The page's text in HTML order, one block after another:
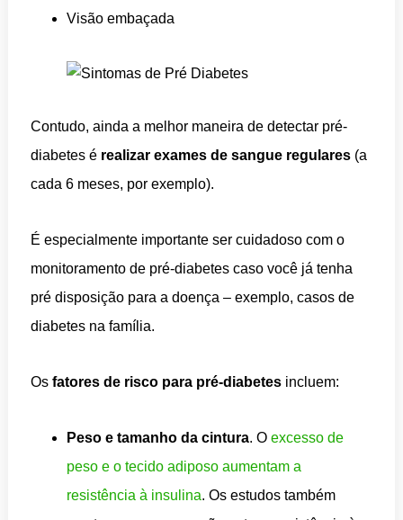
Visão embaçada
Contudo, ainda a melhor maneira de detectar pré-
diabetes é realizar exames de sangue regulares (a
cada 6 meses, por exemplo).
É especialmente importante ser cuidadoso com o
monitoramento de pré-diabetes caso você já tenha
pré disposição para a doença – exemplo, casos de
diabetes na família.
Os fatores de risco para pré-diabetes incluem:
Peso e tamanho da cintura. O excesso de
peso e o tecido adiposo aumentam a
resistência à insulina. Os estudos também